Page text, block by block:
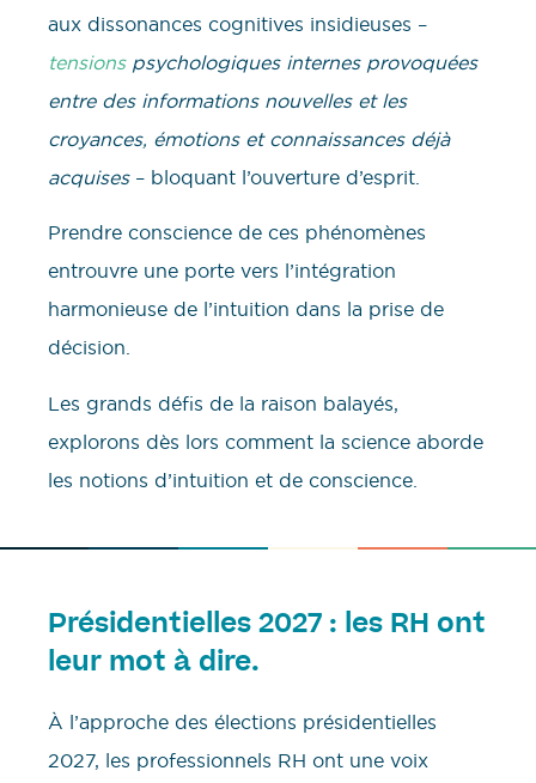
aux dissonances cognitives insidieuses –
tensionspsychologiques internes provoquées
entre des informations nouvelles et les
croyances, émotions et connaissances déjà
acquises– bloquant l’ouverture d’esprit.
Prendre conscience de ces phénomènes
entrouvre une porte vers l’intégration
harmonieuse de l’intuition dans la prise de
décision.
Les grands défis de la raison balayés,
explorons dès lors comment la science aborde
les notions d’intuition et de conscience.
Présidentielles 2027 : les RH ont
leur mot à dire.
À l’approche des élections présidentielles
2027, les professionnels RH ont une voix